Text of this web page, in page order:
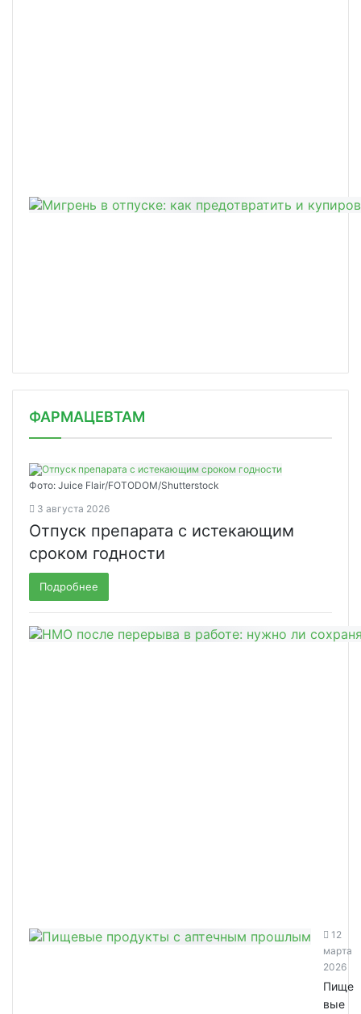
ФАРМАЦЕВТАМ
Фото: Juice Flair/FOTODOM/Shutterstoсk
3 августа 2026
Отпуск препарата с истекающим
сроком годности
Подробнее
12
марта
2026
Пище
вые